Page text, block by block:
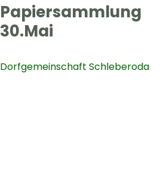
Papiersammlung
30.Mai
Dorfgemeinschaft Schleberoda